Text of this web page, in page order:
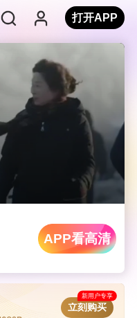
打开APP
APP看高清
新用户专享
立刻购买